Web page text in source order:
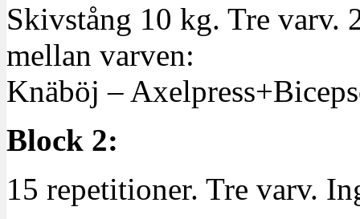
Skivstång 10 kg. Tre varv.
mellan varven:
Knäböj –
Block 2:
15 repetitioner. Tre varv.